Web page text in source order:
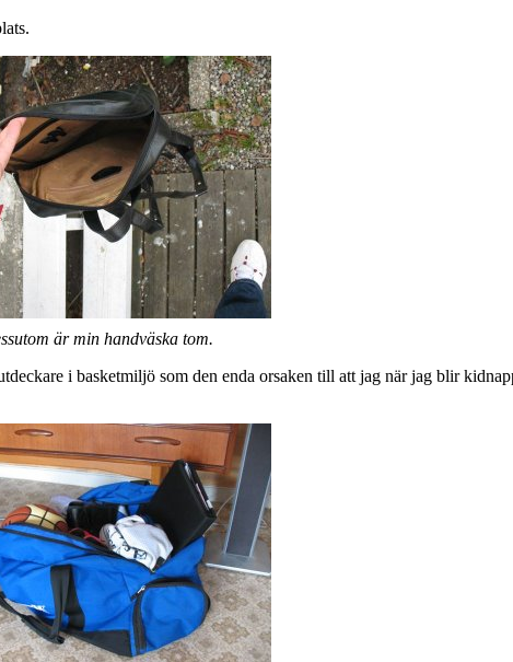
är min handväska tom.
i basketmiljö som den enda orsaken till att jag när jag blir